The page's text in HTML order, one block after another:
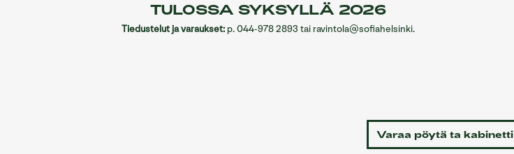
TULOSSA SYKSYLLÄ 2026
Tiedustelut ja varaukset: p. 044-978 2893 tai ravintola@sofiahelsinki.
Varaa pöytä ta kabinetti